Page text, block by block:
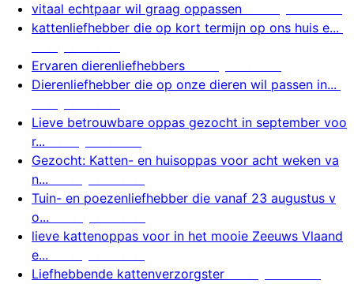
vitaal echtpaar wil graag oppassen
kattenliefhebber die op kort termijn op ons huis e...
Ervaren dierenliefhebbers
Dierenliefhebber die op onze dieren wil passen in...
Lieve betrouwbare oppas gezocht in september voo
r...
Gezocht: Katten- en huisoppas voor acht weken va
n...
Tuin- en poezenliefhebber die vanaf 23 augustus v
o...
lieve kattenoppas voor in het mooie Zeeuws Vlaand
e...
Liefhebbende kattenverzorgster